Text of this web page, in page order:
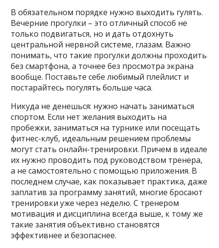
В обязательном порядке нужно выходить гулять.
Вечерние прогулки – это отличный способ не
только подвигаться, но и дать отдохнуть
центральной нервной системе, глазам. Важно
понимать, что такие прогулки должны проходить
без смартфона, а точнее без просмотра экрана
вообще. Поставьте себе любимый плейлист и
постарайтесь погулять больше часа.
Никуда не денешься: нужно начать заниматься
спортом. Если нет желания выходить на
пробежки, заниматься на турнике или посещать
фитнес-клуб, идеальным решением проблемы
могут стать онлайн-тренировки. Причем в идеале
их нужно проводить под руководством тренера,
а не самостоятельно с помощью приложения. В
последнем случае, как показывает практика, даже
заплатив за программу занятий, многие бросают
тренировки уже через неделю. С тренером
мотивация и дисциплина всегда выше, к тому же
такие занятия объективно становятся
эффективнее и безопаснее.